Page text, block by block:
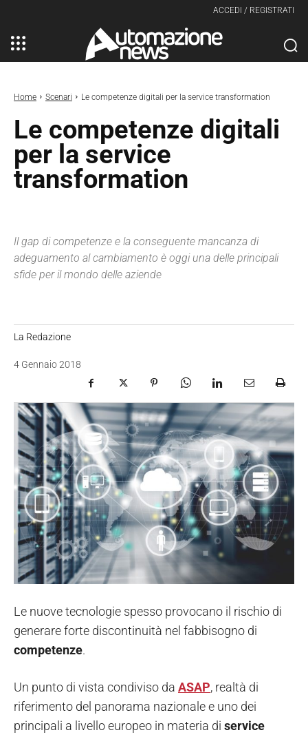
ACCEDI / REGISTRATI
Home Scenari Le competenze digitali per la service transformation
Le competenze digitali
per la service
transformation
Il gap di competenze e la conseguente mancanza di
adeguamento al cambiamento è oggi una delle principali
sfide per il mondo delle aziende
La Redazione
4 Gennaio 2018
Le nuove tecnologie spesso provocano il rischio di
generare forte discontinuità nel fabbisogno di
competenze.
Un punto di vista condiviso da ASAP, realtà di
riferimento del panorama nazionale e uno dei
principali a livello europeo in materia di service